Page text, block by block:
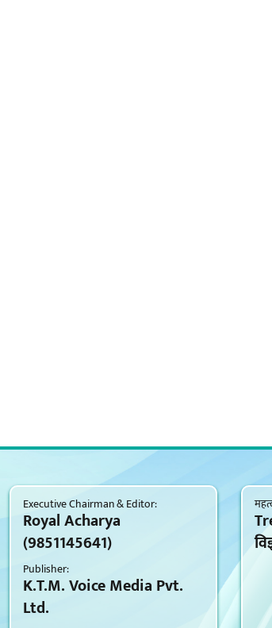
Executive Chairman & Editor:
Royal Acharya
(9851145641)
Publisher:
K.T.M. Voice Media Pvt.
Ltd.